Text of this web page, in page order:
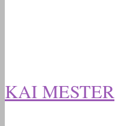
KAI MESTER